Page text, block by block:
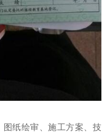
纸绘审、施工方案、技